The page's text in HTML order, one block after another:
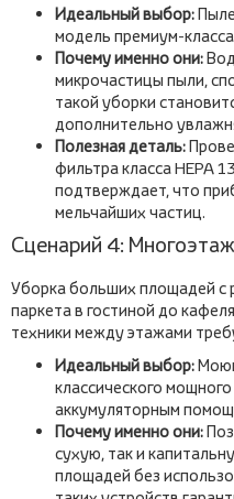
Идеальный выбор:
модель премиум-
Почему именно они:
микрочастицы пыли,
такой уборки
дополнительно
Полезная деталь:
фильтра класса HEPA
подтверждает, что
мельчайших частиц.
Сценарий 4:
Уборка больших площадей с
паркета в гостиной до
техники между этажами
Идеальный выбор:
классического
аккумуляторным
Почему именно они:
сухую, так и
площадей без